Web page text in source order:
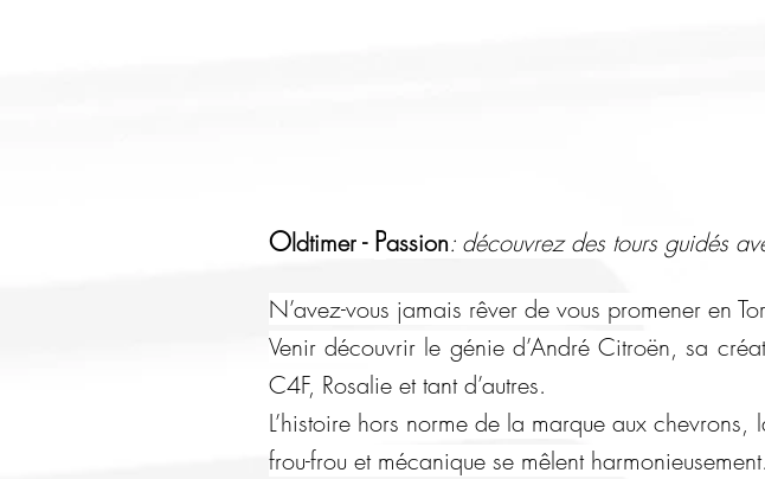
Oldtimer- Passion: découvrez des tours guidés
N’avez-vous jamais rêver de vous promener en
Venir découvrir le génie d’André Citroën, sa
C4F, Rosalie et tant d’autres.
L’histoire hors norme de la marque aux
frou-frou et mécanique se mêlent harmonieusement.